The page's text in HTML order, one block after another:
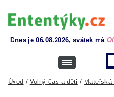
Dnes je 06.08.2026, svátek má
Úvod / Volný čas a děti / Mateřská